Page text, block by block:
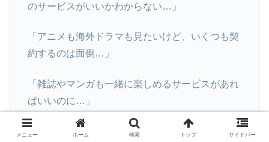
のサービスがいいかわからない…」
「アニメも海外ドラマも見たいけど、いくつも契
約するのは面倒…」
「雑誌やマンガも一緒に楽しめるサービスがあれ
ばいいのに…」
「無料で試せるサービスがあれば安心して登録で
メニュー ホーム 検索 トップ サイドバー